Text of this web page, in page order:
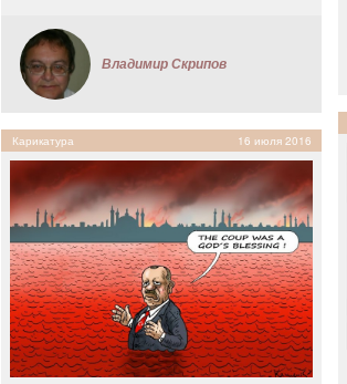
Владимир Скрипов
Карикатура 16 июля 2016